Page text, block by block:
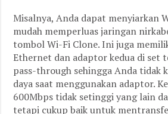
Misalnya, Anda dapat menyiarkan
mudah memperluas jaringan
tombol Wi-Fi Clone. Ini juga
Ethernet dan adaptor kedua di set
pass-through sehingga Anda tidak
daya saat menggunakan adaptor.
600Mbps tidak setinggi yang lain
tetapi cukup baik untuk